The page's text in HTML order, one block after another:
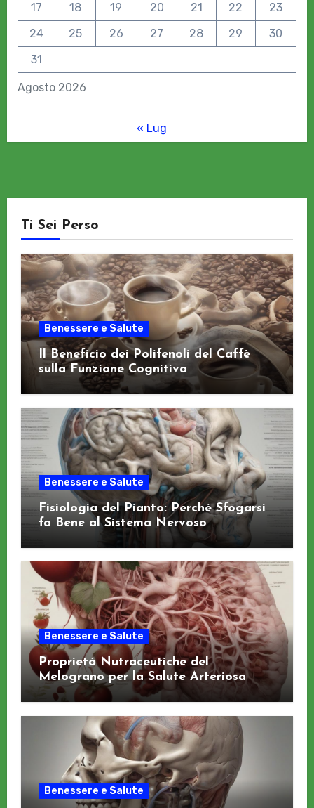
Agosto 2026
17
18 19 20 21 22
23
24
25 26 27 28 29
30
31
« Lug
Ti Sei Perso
Benessere e Salute
Il Beneficio dei Polifenoli del Caffè
sulla Funzione Cognitiva
Benessere e Salute
Fisiologia del Pianto: Perché Sfogarsi
fa Bene al Sistema Nervoso
Benessere e Salute
Proprietà Nutraceutiche del
Melograno per la Salute Arteriosa
Benessere e Salute